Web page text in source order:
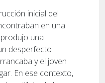
inicial del
en una
una
desperfecto
y el joven
En ese contexto,